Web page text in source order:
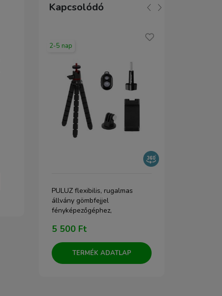
Kapcsolódó
2-5 nap
PULUZ flexibilis, rugalmas
állvány gömbfejjel
fényképezőgéphez,
mobiltelefonhoz bluetooth
kioldóval (PU860)
5 500 Ft
TERMÉK ADATLAP